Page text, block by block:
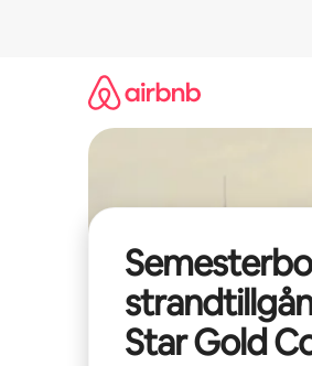
Star Gold